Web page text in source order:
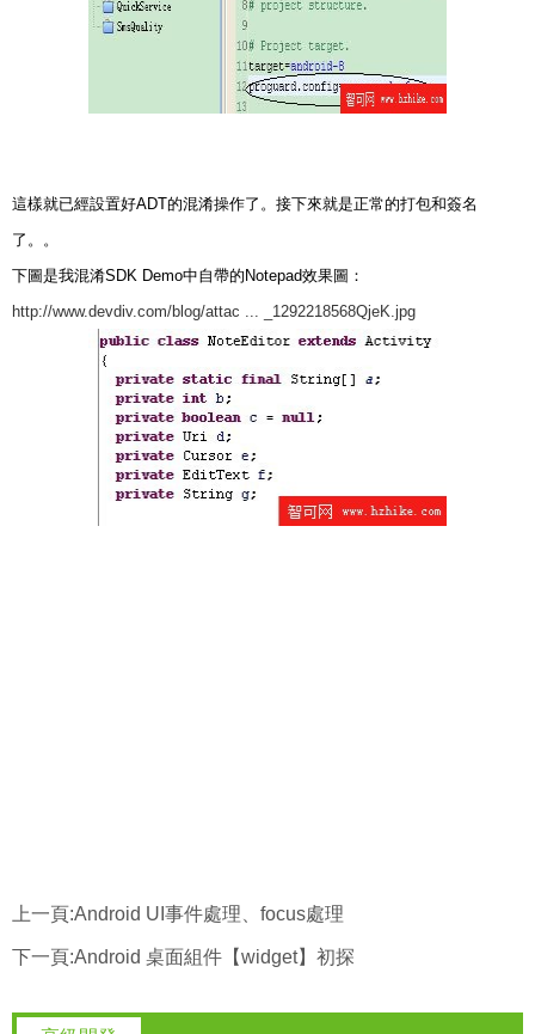
這樣就已經設置好ADT的混淆操作了。接下來就是正常的打包和簽名
了。。
下圖是我混淆SDK Demo中自帶的Notepad效果圖：
http://www.devdiv.com/blog/attac ... _1292218568QjeK.jpg
上一頁:Android UI事件處理、focus處理
下一頁:Android 桌面組件【widget】初探